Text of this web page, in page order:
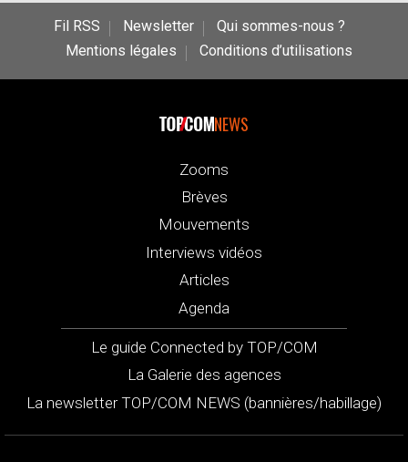
Fil RSS Newsletter
Qui sommes-nous ?
Mentions légales
Conditions d’utilisations
NEWS
Zooms
Brèves
Mouvements
Interviews vidéos
Articles
Agenda
Le guide Connected by TOP/COM
La Galerie des agences
La newsletter TOP/COM NEWS (bannières/habillage)